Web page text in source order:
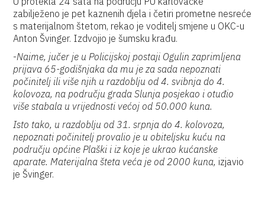
zabilježeno je pet kaznenih djela i četiri prometne nesreće
s materijalnom štetom, rekao je voditelj smjene u OKC-u
Anton Švinger. Izdvojio je šumsku krađu.
-Naime, jučer je u Policijskoj postaji Ogulin zaprimljena
prijava 65-godišnjaka da mu je za sada nepoznati
počinitelj ili više njih u razdoblju od 4. svibnja do 4.
kolovoza, na području grada Slunja posjekao i otuđio
više stabala u vrijednosti većoj od 50.000 kuna.
Isto tako, u razdoblju od 31. srpnja do 4. kolovoza,
nepoznati počinitelj provalio je u obiteljsku kuću na
području općine Plaški i iz koje je ukrao kućanske
aparate. Materijalna šteta veća je od 2000 kuna, izjavio
je Švinger.